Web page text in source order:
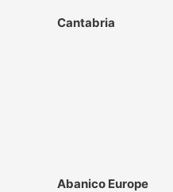
Cantabria
Abanico Europe